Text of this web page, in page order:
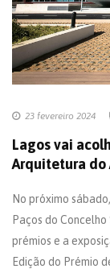
23 fevereiro 2024
Lagos vai
Arquitetura do
No próximo
Paços do
prémios e a
Edição do Prémio